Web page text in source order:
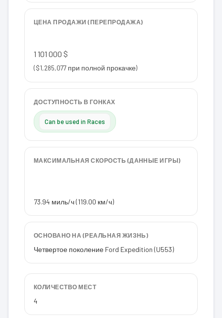
ЦЕНА ПРОДАЖИ (ПЕРЕПРОДАЖА)
1 101 000 $
($1,285,077 при полной прокачке)
ДОСТУПНОСТЬ В ГОНКАХ
Can be used in Races
МАКСИМАЛЬНАЯ СКОРОСТЬ (ДАННЫЕ ИГРЫ)
73.94 миль/ч (119.00 км/ч)
ОСНОВАНО НА (РЕАЛЬНАЯ ЖИЗНЬ)
Четвертое поколение Ford Expedition (U553)
КОЛИЧЕСТВО МЕСТ
4